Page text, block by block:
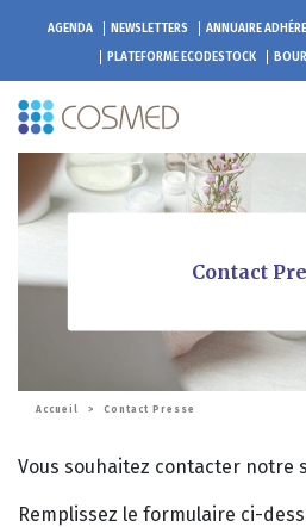
AGENDA NEWSLETTERS ANNUAIRE
PLATEFORME ECODESTOCK
Contact
Accueil > Contact Presse
Vous souhaitez contacter notre
Remplissez le formulaire ci-